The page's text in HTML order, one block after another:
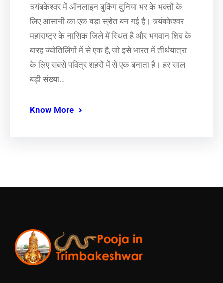
त्र्यंबकेश्वर में ऑनलाइन बुकिंग दुनिया भर के भक्तों के
लिए आसानी का एक बड़ा स्रोत बन गई है। त्र्यंबकेश्वर
महाराष्ट्र के नासिक जिले में स्थित है और भगवान शिव के
बारह ज्योतिर्लिंगों में से एक है, जो इसे भारत में तीर्थयात्रा
के लिए सबसे पवित्र शहरों में से एक बनाता है। हर साल
बड़ी संख्या…
Know More